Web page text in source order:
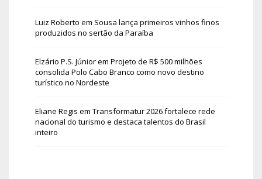
Luiz Roberto em Sousa lança primeiros vinhos finos
produzidos no sertão da Paraíba
Elzário P.S. Júniorem Projeto de R$ 500 milhões
consolida Polo Cabo Branco como novo destino
turístico no Nordeste
Eliane Regis em Transformatur 2026 fortalece rede
nacional do turismo e destaca talentos do Brasil
inteiro